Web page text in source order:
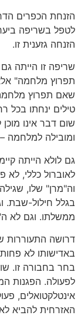
הזנחת הכפרים
לטפל בשריפה
הזנחה גזענית זו.
שריפה זו הייתה
תפרוץ מלחמה"
שאם תפרוץ
טילים ינחתו בכל
שום דבר אינו
ומובילה למלחמה
גם לולא הייתה
לאוברול כללי, לא
וה"מרן" שלו,
בגלל חילול-שבת.
ממשלתו. וגם לא
דרושה התעוררות
באדישותו לא
בחר בחבורה זו.
לפעולה. הפגנות
אינטלקטואלים,
האזרחית להביא